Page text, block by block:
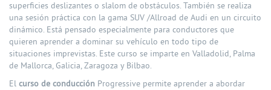
superficies deslizantes o slalom de obstáculos. También se realiza
una sesión práctica con la gama SUV /Allroad de Audi en un circuito
dinámico. Está pensado especialmente para conductores que
quieren aprender a dominar su vehículo en todo tipo de
situaciones imprevistas. Este curso se imparte en Valladolid, Palma
de Mallorca, Galicia, Zaragoza y Bilbao.
El curso de conducción Progressive permite aprender a abordar